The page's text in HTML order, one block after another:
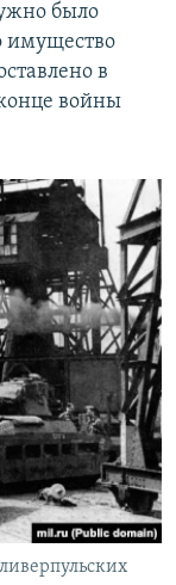
было
имущество
в
войны